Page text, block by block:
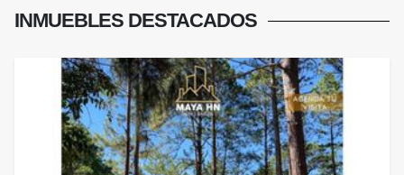
INMUEBLES DESTACADOS